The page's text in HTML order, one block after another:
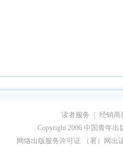
读者服务
经销商
Copyright 2006 中国青年出
网络出版服务许可证 （署）网出